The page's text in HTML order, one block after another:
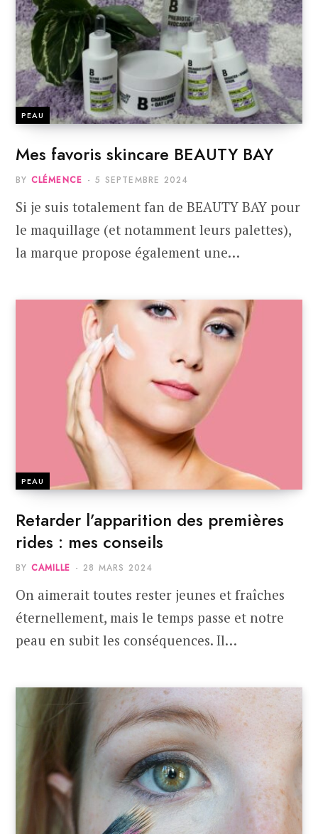
PEAU
Mes favoris skincare BEAUTY BAY
BY CLÉMENCE 5 SEPTEMBRE 2024
Si je suis totalement fan de BEAUTY BAY pour
le maquillage (et notamment leurs palettes),
la marque propose également une…
PEAU
Retarder l’apparition des premières
rides : mes conseils
BY CAMILLE 28 MARS 2024
On aimerait toutes rester jeunes et fraîches
éternellement, mais le temps passe et notre
peau en subit les conséquences. Il…